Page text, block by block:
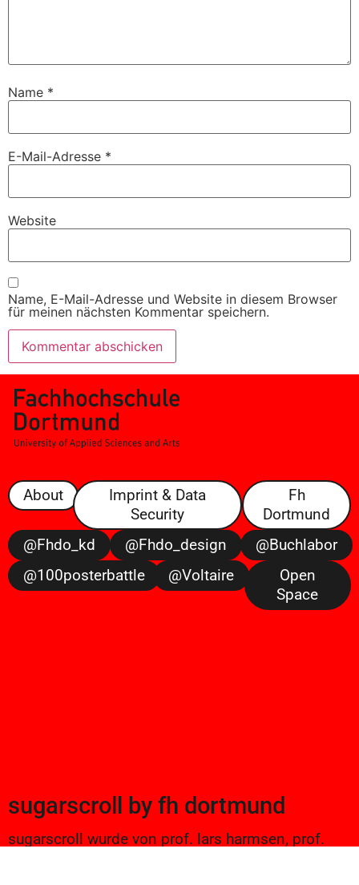
Name *
E-Mail-Adresse *
Website
Name, E-Mail-Adresse und Website in diesem Browser
für meinen nächsten Kommentar speichern.
About
Imprint & Data
Security
Fh
Dortmund
@fhdo_kd
@fhdo_design
@buchlabor
@100posterbattle
@voltaire
Open
Space
sugarscroll by fh dortmund
sugarscroll wurde von prof. lars harmsen, prof.